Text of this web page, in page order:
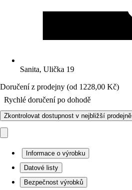
Sanita, Ulička 19
Doručení z prodejny (od 1228,00 Kč)
Rychlé doručení po dohodě
Zkontrolovat dostupnost v nejbližší prodejně
Informace o výrobku
Datové listy
Bezpečnost výrobků